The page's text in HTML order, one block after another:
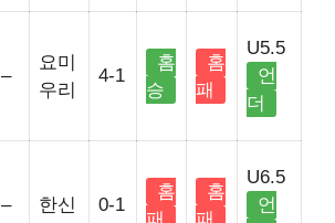
–
요미
우리
4-1
홈
승
홈
패
U5.5
언
더
– 한신 0-1
홈
홈
U6.5
언